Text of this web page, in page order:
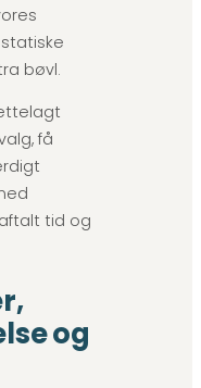
bøvl.
få
tid og
og